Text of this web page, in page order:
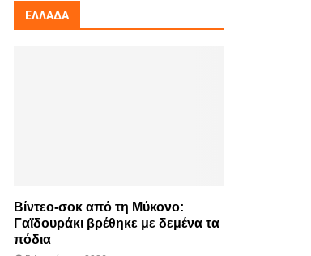
ΕΛΛΆΔΑ
Βίντεο-σοκ από τη Μύκονο:
Γαϊδουράκι βρέθηκε με δεμένα τα
πόδια